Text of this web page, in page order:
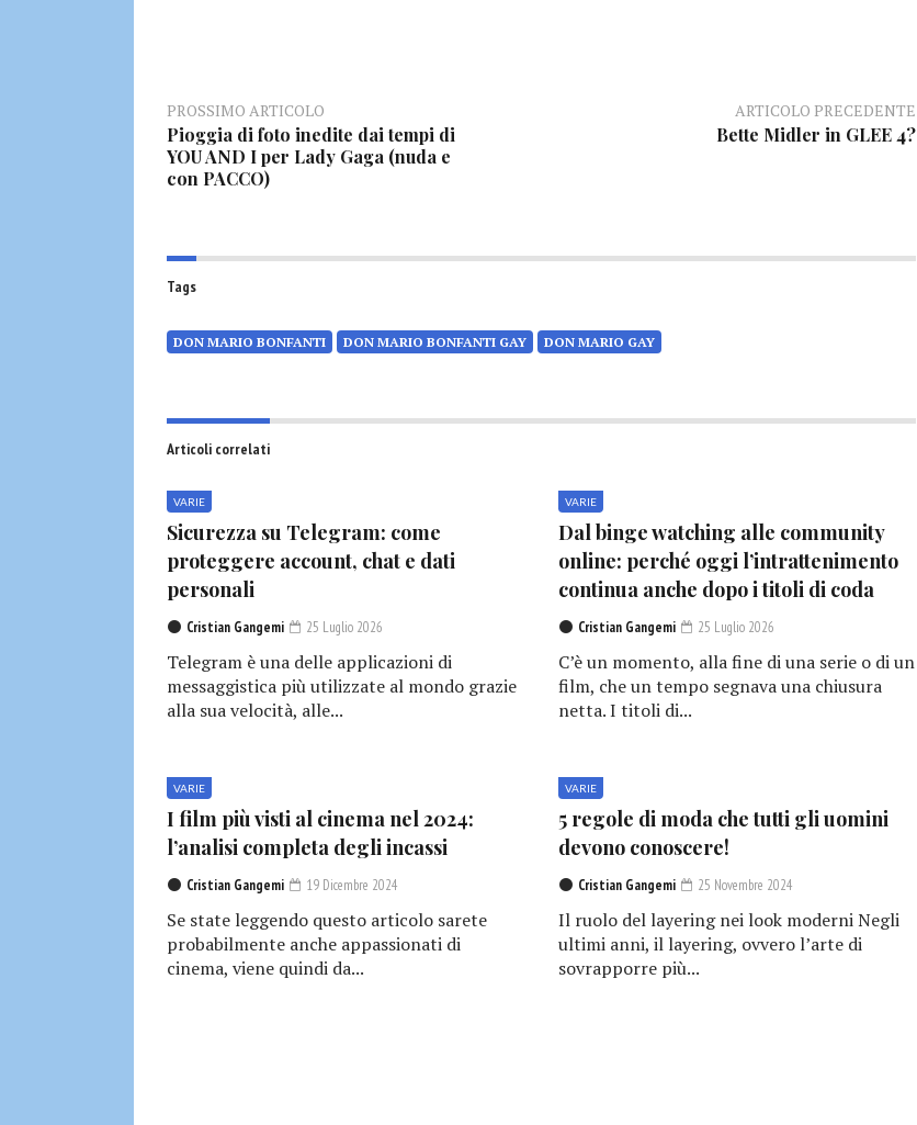
PROSSIMO ARTICOLO
Pioggia di foto inedite dai tempi di
YOU AND I per Lady Gaga (nuda e
con PACCO)
ARTICOLO PRECEDENTE
Bette Midler in GLEE 4?
Tags
DON MARIO BONFANTI DON MARIO BONFANTI GAY DON MARIO GAY
Articoli correlati
VARIE
Sicurezza su Telegram: come
proteggere account, chat e dati
personali
Cristian Gangemi 25 Luglio 2026
Telegram è una delle applicazioni di
messaggistica più utilizzate al mondo grazie
alla sua velocità, alle...
VARIE
Dal binge watching alle community
online: perché oggi l’intrattenimento
continua anche dopo i titoli di coda
Cristian Gangemi 25 Luglio 2026
C’è un momento, alla fine di una serie o di un
film, che un tempo segnava una chiusura
netta. I titoli di...
VARIE
I film più visti al cinema nel 2024:
l’analisi completa degli incassi
Cristian Gangemi 19 Dicembre 2024
Se state leggendo questo articolo sarete
probabilmente anche appassionati di
cinema, viene quindi da...
VARIE
5 regole di moda che tutti gli uomini
devono conoscere!
Cristian Gangemi 25 Novembre 2024
Il ruolo del layering nei look moderni Negli
ultimi anni, il layering, ovvero l’arte di
sovrapporre più...